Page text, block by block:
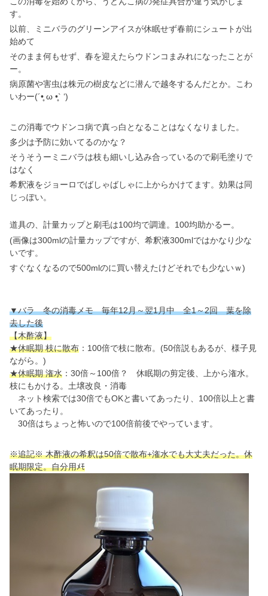
す。
以前、ミニバラのグリーンアイスが休眠せず春前にシュートが出
始めて
そのまま何もせず、春を迎えたらウドンコまみれになったことが
ー。
病原菌や害虫は株元の樹皮などに潜んで越冬するんだとか。こわ
いわー(´•̥ ω •̥` ‘)
この消毒でウドンコ病で真っ白となることはなくなりました。
多少は予防に効いてるのかな？
そうそうーミニバラは枝も細いし込み合っているので刷毛塗りで
はなく
希釈液をジョーロでばしゃばしゃに上からかけてます。効果は同
じっぽい。
道具の、計量カップと刷毛は100均で調達。100均助かるー。
(画像は300mlの計量カップですが、希釈液300mlではかなり少な
いです。
すぐなくなるので500mlのに買い替えたけどそれでも少ないｗ)
▼バラ 冬の消毒メモ 毎年12月～翌1月中 全1～2回 葉を除
去した後
【木酢液】
★休眠期 枝に散布 ：100倍で枝に散布。(50倍説もあるが、様子見
ながら。)
★休眠期 潅水 ：30倍～100倍？ 休眠期の剪定後、上から潅水。
枝にもかける。土壌改良・消毒
ネット検索では30倍でもOKと書いてあったり、100倍以上と書
いてあったり。
30倍はちょっと怖いので100倍前後でやっています。
※追記※ 木酢液の希釈は50倍で散布+潅水でも大丈夫だった。休
眠期限定。自分用ﾒﾓ